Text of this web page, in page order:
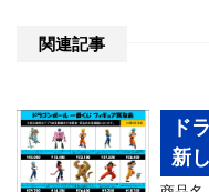
関連記事
ド
新